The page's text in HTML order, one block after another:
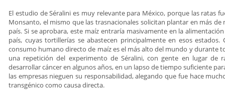
El estudio de Séralini es muy relevante para México, porque las ratas
Monsanto, el mismo que las trasnacionales solicitan plantar en más
país. Si se aprobara, este maíz entraría masivamente en la
país, cuyas tortillerías se abastecen principalmente en esos
consumo humano directo de maíz es el más alto del mundo y durante
una repetición del experimento de Séralini, con gente en lugar de
desarrollar cáncer en algunos años, en un lapso de tiempo suficiente
las empresas nieguen su responsabilidad, alegando que fue hace
transgénico como causa directa.